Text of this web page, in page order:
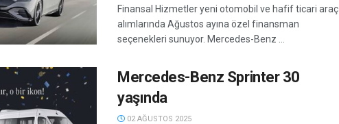
Finansal Hizmetler yeni otomobil ve hafif ticari araç
alımlarında Ağustos ayına özel finansman
seçenekleri sunuyor. Mercedes-Benz ...
Mercedes-Benz Sprinter 30
yaşında
02 AĞUSTOS 2025